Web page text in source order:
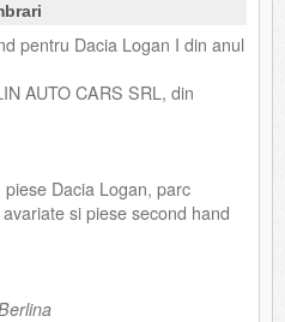
pentru Dacia Logan I din anul
AUTO CARS SRL, din
Dacia Logan, parc
si piese second hand